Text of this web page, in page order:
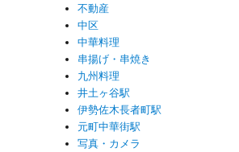
不動産
中区
中華料理
串揚げ・串焼き
九州料理
井土ヶ谷駅
伊勢佐木長者町駅
元町中華街駅
写真・カメラ